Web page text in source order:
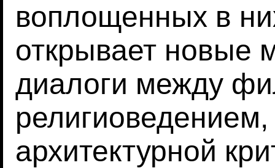
воплощенных в
открывает новые
диалоги между
архитектурной